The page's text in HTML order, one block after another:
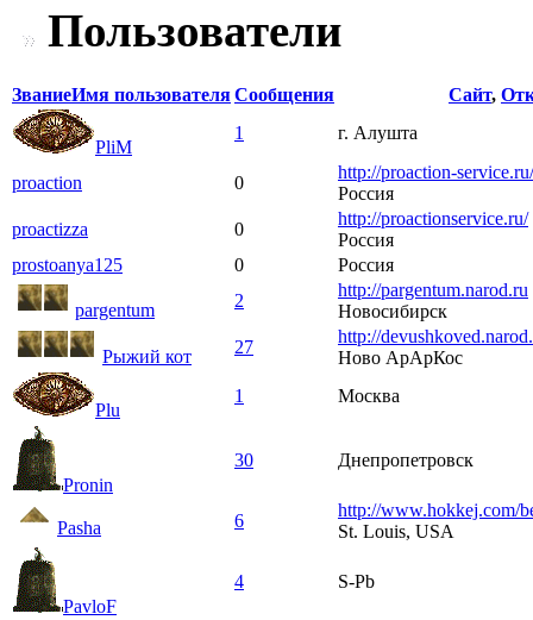
Пользователи
ЗваниеИмя пользователяСообщения Сайт,
PliM
1 г. Алушта
proaction 0
http://proaction-
Россия
proactizza
0
http://proactionservice.ru/
Россия
prostoanya125
0 Россия
pargentum 2
http://pargentum.narod.ru
Новосибирск
Рыжий кот 27
http://
Ново АрАрКос
Plu
1 Москва
Pronin
30 Днепропетровск
Pasha 6
http://www.hokkej.com/
St. Louis, USA
PavloF
4 S-Pb